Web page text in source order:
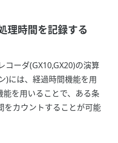
理時間を記録する
コーダ(GX10,GX20)の演算
)には、経過時間機能を用
を用いることで、ある条
をカウントすることが可能